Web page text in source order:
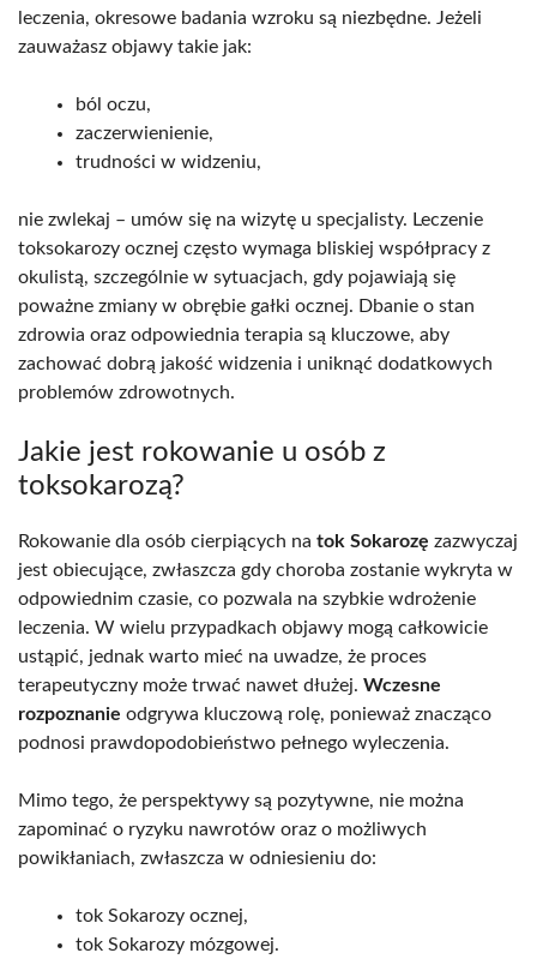
leczenia, okresowe badania wzroku są niezbędne. Jeżeli
zauważasz objawy takie jak:
ból oczu,
zaczerwienienie,
trudności w widzeniu,
nie zwlekaj – umów się na wizytę u specjalisty. Leczenie
toksokarozy ocznej często wymaga bliskiej współpracy z
okulistą, szczególnie w sytuacjach, gdy pojawiają się
poważne zmiany w obrębie gałki ocznej. Dbanie o stan
zdrowia oraz odpowiednia terapia są kluczowe, aby
zachować dobrą jakość widzenia i uniknąć dodatkowych
problemów zdrowotnych.
Jakie jest rokowanie u osób z
toksokarozą?
Rokowanie dla osób cierpiących na tok Sokarozę zazwyczaj
jest obiecujące, zwłaszcza gdy choroba zostanie wykryta w
odpowiednim czasie, co pozwala na szybkie wdrożenie
leczenia. W wielu przypadkach objawy mogą całkowicie
ustąpić, jednak warto mieć na uwadze, że proces
terapeutyczny może trwać nawet dłużej. Wczesne
rozpoznanie odgrywa kluczową rolę, ponieważ znacząco
podnosi prawdopodobieństwo pełnego wyleczenia.
Mimo tego, że perspektywy są pozytywne, nie można
zapominać o ryzyku nawrotów oraz o możliwych
powikłaniach, zwłaszcza w odniesieniu do:
tok Sokarozy ocznej,
tok Sokarozy mózgowej.